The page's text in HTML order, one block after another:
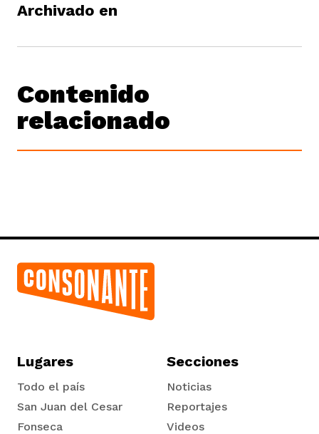
Archivado en
Contenido
relacionado
Lugares
Todo el país
San Juan del Cesar
Fonseca
Secciones
Noticias
Reportajes
Videos